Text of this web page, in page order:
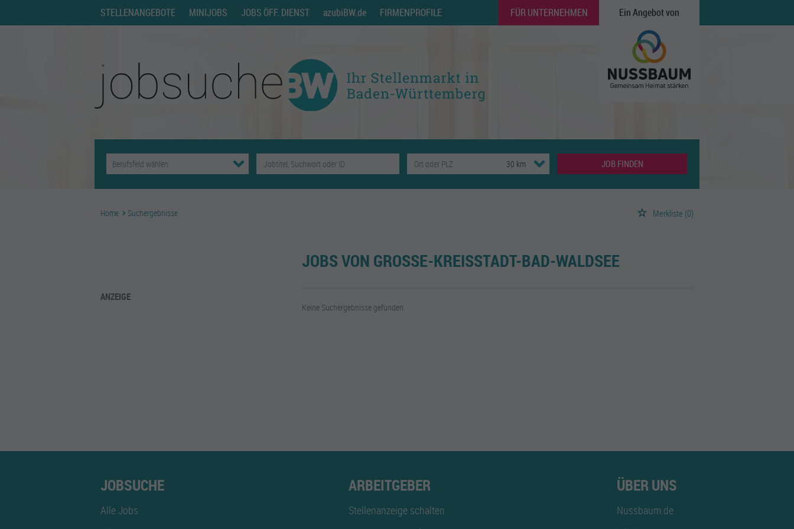
STELLENANGEBOTE MINIJOBS JOBS ÖFF. DIENST azubiBW.de FIRMENPROFILE FÜR UNTERNEHMEN Ein Angebot von
JOB FINDEN
Home Suchergebnisse Merkliste (0)
ANZEIGE
JOBS VON GROSSE-KREISSTADT-BAD-WALDSEE
Keine Suchergebnisse gefunden.
JOBSUCHE
Alle Jobs
ARBEITGEBER
Stellenanzeige schalten
ÜBER UNS
Nussbaum.de